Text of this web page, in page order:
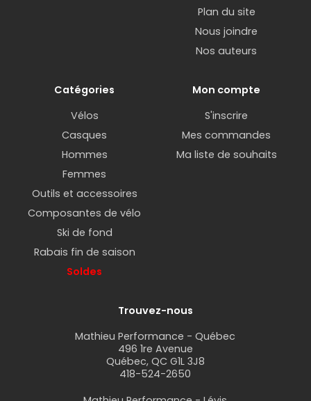
Plan du site
Nous joindre
Nos auteurs
Catégories
Vélos
Casques
Hommes
Femmes
Outils et accessoires
Composantes de vélo
Ski de fond
Rabais fin de saison
Soldes
Mon compte
S'inscrire
Mes commandes
Ma liste de souhaits
Trouvez-nous
Mathieu Performance - Québec
496 1re Avenue
Québec, QC G1L 3J8
418-524-2650